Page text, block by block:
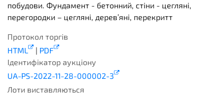
побудови. Фундамент - бетонний, стіни - цегляні,
перегородки – цегляні, дерев’яні, перекритт
Протокол торгів
HTML
| PDF
Ідентифікатор аукціону
UA-PS-2022-11-28-000002-3
Лоти виставляються